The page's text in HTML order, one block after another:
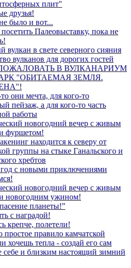
плит"
друзья!
было и вот...
Палеовыставку, пока не
вулкан в свете северного сияния
вулканов для дорогих гостей
В ВУЛКАНАРИУМ
"ОБИТАЕМАЯ ЗЕМЛЯ.
они мечта, для кого-то
пейзаж, а для кого-то часть
работы
новогодний вечер с живым
фуршетом!
находится к северу от
группы на стыке Ганальского и
хребтов
с новыми приключениями
новогодний вечер с живым
новогодним ужином!
планеты!”
с наградой!
крепче, полетели!
простое правило камчатской
хочешь тепла - создай его сам
себе и близким настоящий зимний